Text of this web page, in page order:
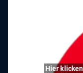
Hier